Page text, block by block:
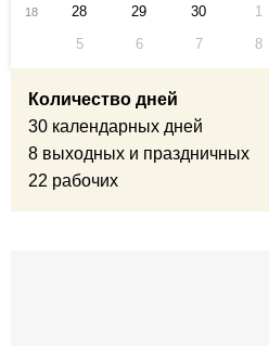
18 28 29 30 1
5
6 7 8
Количество дней
30 календарных дней
8 выходных и праздничных
22 рабочих